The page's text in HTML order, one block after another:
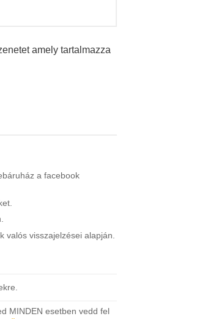
amely tartalmazza
a facebook
valós visszajelzései alapján.
MINDEN esetben vedd fel